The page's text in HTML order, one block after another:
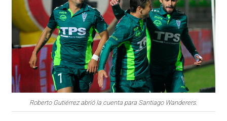
Roberto Gutiérrez abrió la cuenta para Santiago Wanderers.